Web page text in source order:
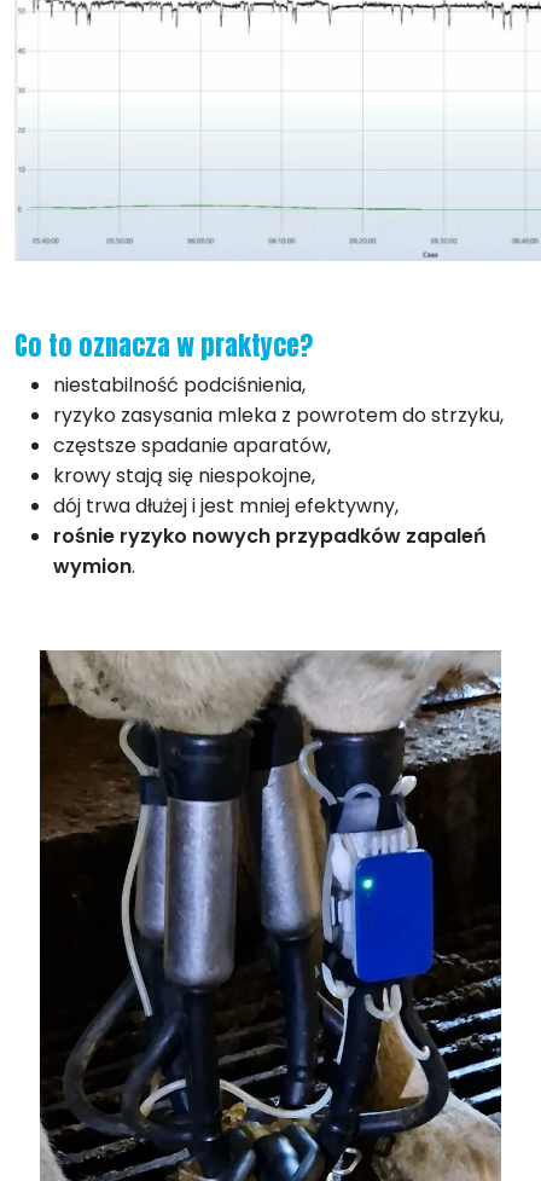
Co to oznacza w praktyce?
niestabilność podciśnienia,
ryzyko zasysania mleka z powrotem do strzyku,
częstsze spadanie aparatów,
krowy stają się niespokojne,
dój trwa dłużej i jest mniej efektywny,
rośnie ryzyko nowych przypadków zapaleń
wymion.